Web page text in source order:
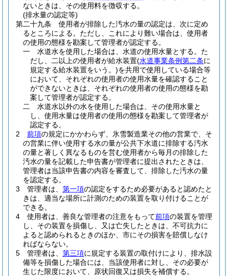
ないときは、その使用料を徴収する。
(排水量の認定等)
第二十九条
使用者が排除した汚水の量の認定は、次に定め
るところによる。 ただし、これにより難い場合は、使用者
の使用の態様を勘案して管理者が認定する。
一
水道水を使用した場合は、水道の使用水量とする。 た
だし、二以上の使用者が給水装置(水道事業条例第二条に
規定する給水装置をいう。)を共用で使用している場合等
において、それぞれの使用者の使用水量を確認すること
ができないときは、それぞれの使用者の使用の態様を勘
案して管理者が認定する。
二
水道水以外の水を使用した場合は、その使用水量と
し、使用水量は使用者の使用の態様を勘案して管理者が
認定する。
2
前項の規定にかかわらず、氷雪製造業その他の営業で、そ
の営業に伴い使用する水の量が公共下水道に排除する汚水
の量と著しく異なるものを営む使用者から毎月の排除した
汚水の量を記載した申告書が管理者に提出されたときは、
管理者は当該申告書の内容を審査して、排除した汚水の量
を認定する。
3
管理者は、 第一項の認定をするため必要があると認めたと
きは、適当な場所に計測のための装置を取り付けることが
できる。
4
使用者は、善良な管理者の注意をもって前項の装置を管理
し、その装置を損傷し、又は亡失したときは、不可抗力に
よると認められるときのほか、市にその損害を賠償しなけ
ればならない。
5
管理者は、 第三項に規定する装置の取付けにより、排水設
備等を損傷した場合には、当該使用者に対し、その必要が
生じた限度において、原状回復又は損失を補償する。